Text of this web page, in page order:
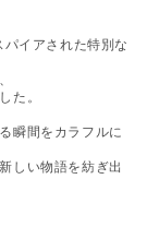
イアされた特別な
た。
瞬間をカラフルに
しい物語を紡ぎ出